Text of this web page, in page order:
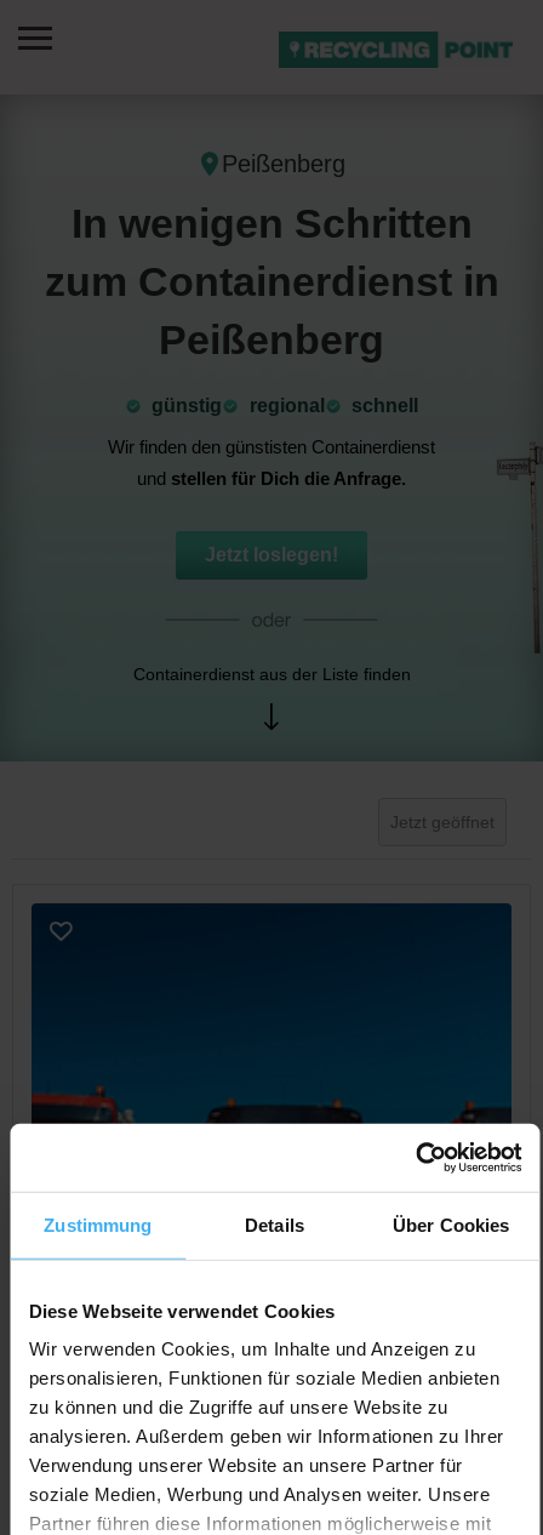
Zustimmung Details Über Cookies
Diese Webseite verwendet Cookies
Wir verwenden Cookies, um Inhalte und Anzeigen zu
personalisieren, Funktionen für soziale Medien anbieten
zu können und die Zugriffe auf unsere Website zu
analysieren. Außerdem geben wir Informationen zu Ihrer
Verwendung unserer Website an unsere Partner für
soziale Medien, Werbung und Analysen weiter. Unsere
Partner führen diese Informationen möglicherweise mit
Peißenberg
In wenigen Schritten
zum Containerdienst in
Peißenberg
günstig ⁠regional
schnell
Wir finden den günstisten Containerdienst
und stellen für Dich die Anfrage.
Jetzt loslegen!
Containerdienst aus der Liste finden
Jetzt geöffnet
CONTAINERDIENST Geschlossen
Thomas Steindl Schrotthandel
Noch keine Bewertung
Bachstr. 9, 82380 Peißenberg, Deutschland